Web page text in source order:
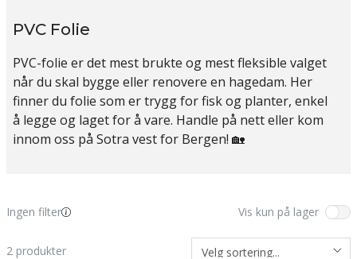
PVC Folie
PVC-folie er det mest brukte og mest fleksible valget
når du skal bygge eller renovere en hagedam. Her
finner du folie som er trygg for fisk og planter, enkel
å legge og laget for å vare. Handle på nett eller kom
innom oss på Sotra vest for Bergen! 🏡
Ingen filter Vis kun på lager
2 produkter